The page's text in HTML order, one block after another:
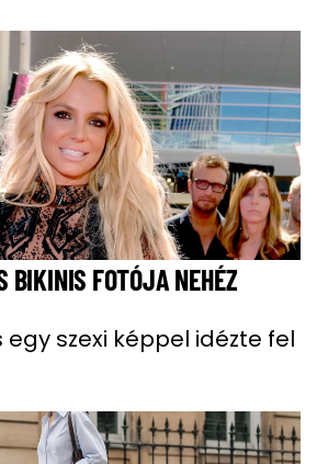
BIKINIS FOTÓJA NEHÉZ
egy szexi képpel idézte fel